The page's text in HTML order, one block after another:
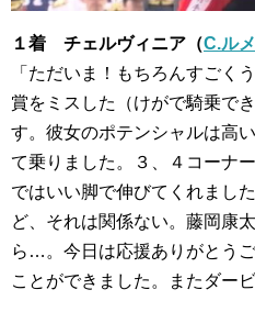
１着 チェルヴィニア（C.ル
「ただいま！もちろんすごく
賞をミスした（けがで騎乗で
す。彼女のポテンシャルは高
て乗りました。３、４コーナ
ではいい脚で伸びてくれまし
ど、それは関係ない。藤岡康
ら…。今日は応援ありがとう
ことができました。またダー